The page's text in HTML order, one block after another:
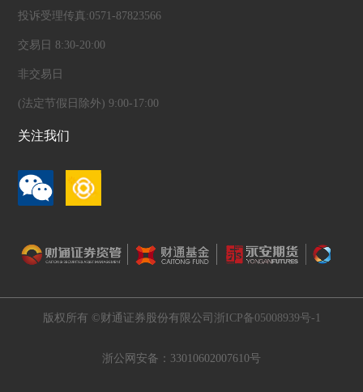
投诉受理传真:0571-87823566
交易日 8:30-20:00
非交易日
(法定节假日除外) 9:00-17:00
关注我们
版权所有 ©财通证券股份有限公司 浙ICP备05008939号-1
浙公网安备：33010602007610号